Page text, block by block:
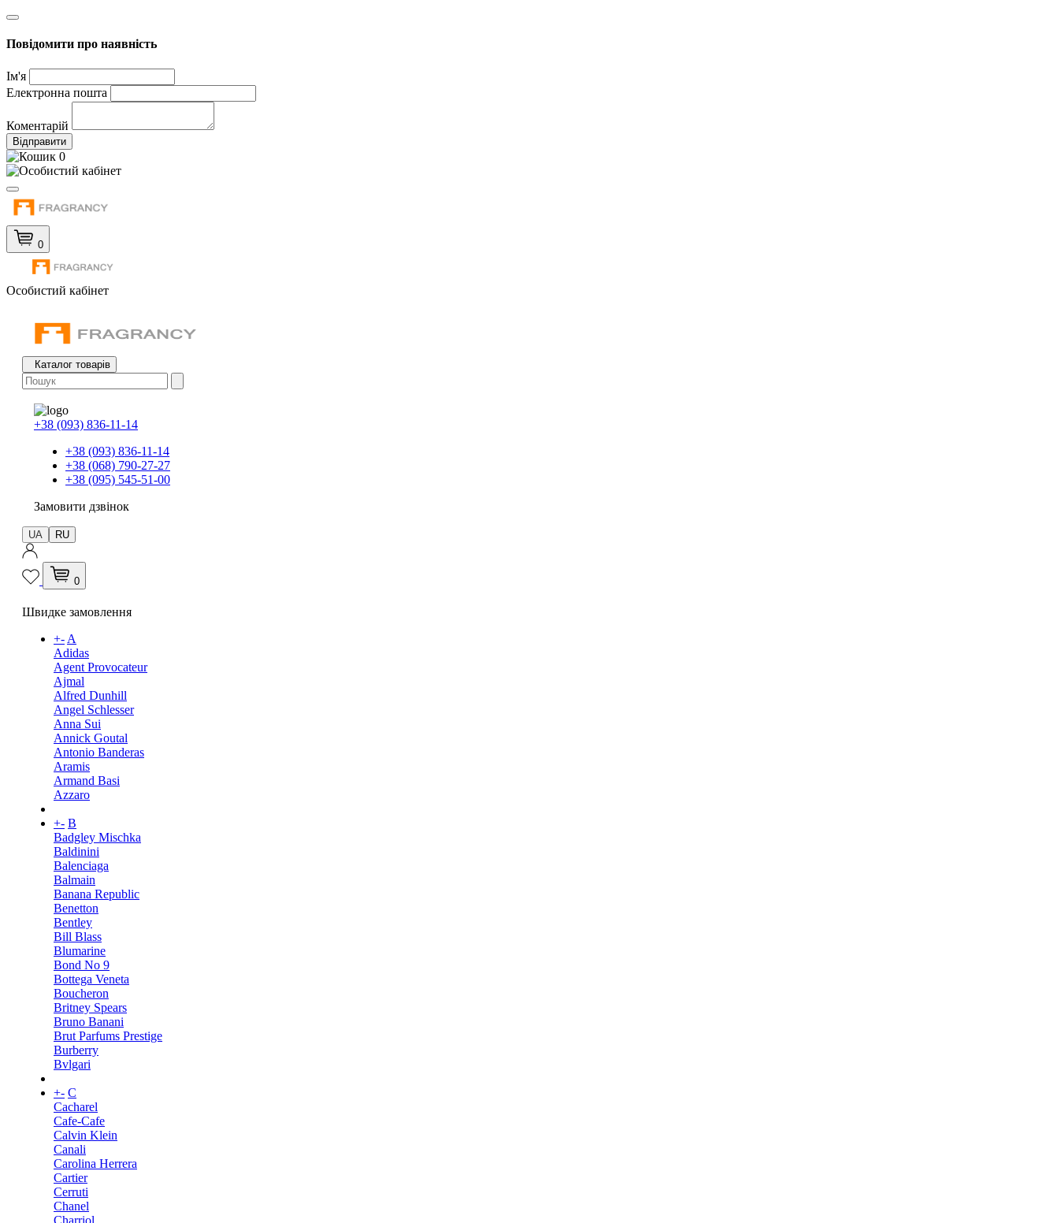
Повідомити про наявність
Ім'я
Електронна пошта
Коментарій
Відправити
0
0
Особистий кабінет
Каталог товарів
+38 (093) 836-11-14
+38 (093) 836-11-14
+38 (068) 790-27-27
+38 (095) 545-51-00
Замовити дзвінок
UA RU
0
Швидке замовлення
+-A
Adidas
Agent Provocateur
Ajmal
Alfred Dunhill
Angel Schlesser
Anna Sui
Annick Goutal
Antonio Banderas
Aramis
Armand Basi
Azzaro
+- B
Badgley Mischka
Baldinini
Balenciaga
Balmain
Banana Republic
Benetton
Bentley
Bill Blass
Blumarine
Bond No 9
Bottega Veneta
Boucheron
Britney Spears
Bruno Banani
Brut Parfums Prestige
Burberry
Bvlgari
+- C
Cacharel
Cafe-Cafe
Calvin Klein
Canali
Carolina Herrera
Cartier
Cerruti
Chanel